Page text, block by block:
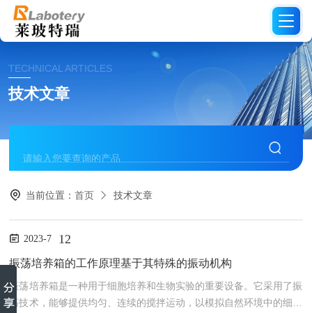
TECHNICAL ARTICLES
技术文章
当前位置：首页 技术文章
2023-7 12
振荡培养箱的工作原理基于其特殊的振动机构
振荡培养箱是一种用于细胞培养和生物实验的重要设备。它采用了振
荡技术，能够提供均匀、连续的搅拌运动，以模拟自然环境中的细胞